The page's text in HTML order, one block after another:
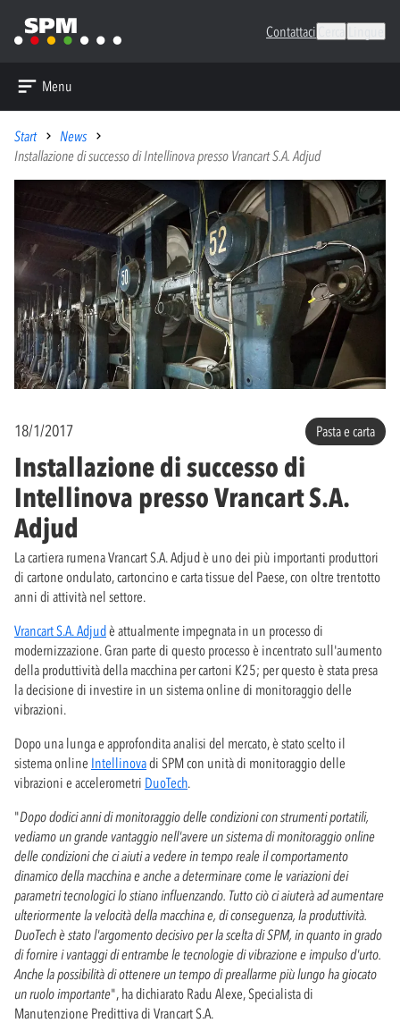
Contattaci
Menu
Start
News
Installazione di successo di Intellinova presso Vrancart S.A. Adjud
18/1/2017 Pasta e carta
Installazione di successo di
Intellinova presso Vrancart S.A.
Adjud
La cartiera rumena Vrancart S.A. Adjud è uno dei più importanti produttori
di cartone ondulato, cartoncino e carta tissue del Paese, con oltre trentotto
anni di attività nel settore.
Vrancart S.A. Adjudè attualmente impegnata in un processo di
modernizzazione. Gran parte di questo processo è incentrato sull'aumento
della produttività della macchina per cartoni K25; per questo è stata presa
la decisione di investire in un sistema online di monitoraggio delle
vibrazioni.
Dopo una lunga e approfondita analisi del mercato, è stato scelto il
sistema online Intellinovadi SPM con unità di monitoraggio delle
vibrazioni e accelerometri DuoTech.
"Dopo dodici anni di monitoraggio delle condizioni con strumenti portatili,
vediamo un grande vantaggio nell'avere un sistema di monitoraggio online
delle condizioni che ci aiuti a vedere in tempo reale il comportamento
dinamico della macchina e anche a determinare come le variazioni dei
parametri tecnologici lo stiano influenzando. Tutto ciò ci aiuterà ad aumentare
ulteriormente la velocità della macchina e, di conseguenza, la produttività.
DuoTech è stato l'argomento decisivo per la scelta di SPM, in quanto in grado
di fornire i vantaggi di entrambe le tecnologie di vibrazione e impulso d'urto.
Anche la possibilità di ottenere un tempo di preallarme più lungo ha giocato
un ruolo importante", ha dichiarato Radu Alexe, Specialista di
Manutenzione Predittiva di Vrancart S.A.